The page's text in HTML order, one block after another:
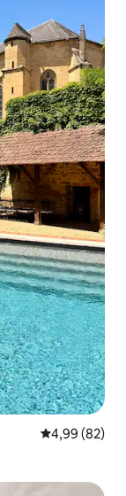
Prosječna
4,99 (82)